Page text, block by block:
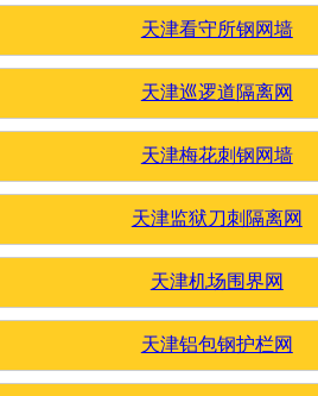
天津看守所钢网墙
天津巡逻道隔离网
天津梅花刺钢网墙
天津监狱刀刺隔离网
天津机场围界网
天津铝包钢护栏网